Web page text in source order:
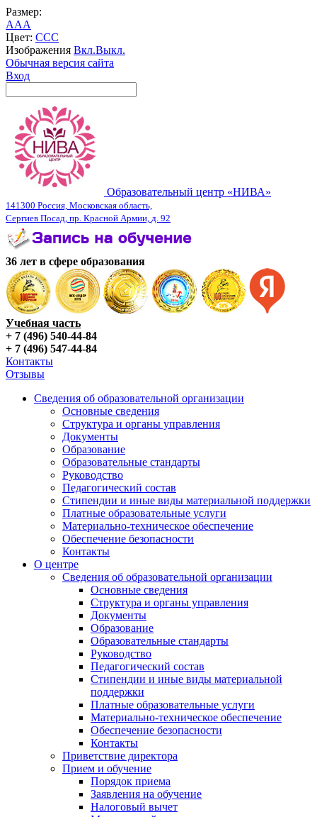
Размер:
AAA
Цвет: CCC
Изображения Вкл.Выкл.
Обычная версия сайта
Вход
Образовательный центр «НИВА»
141300 Россия, Московская область,
Сергиев Посад, пр. Красной Армии, д. 92
36 лет в сфере образования
Учебная часть
+ 7 (496) 540-44-84
+ 7 (496) 547-44-84
Контакты
Отзывы
Сведения об образовательной организации
Основные сведения
Структура и органы управления
Документы
Образование
Образовательные стандарты
Руководство
Педагогический состав
Стипендии и иные виды материальной поддержки
Платные образовательные услуги
Материально-техническое обеспечение
Обеспечение безопасности
Контакты
О центре
Сведения об образовательной организации
Основные сведения
Структура и органы управления
Документы
Образование
Образовательные стандарты
Руководство
Педагогический состав
Стипендии и иные виды материальной
поддержки
Платные образовательные услуги
Материально-техническое обеспечение
Обеспечение безопасности
Контакты
Приветствие директора
Прием и обучение
Порядок приема
Заявления на обучение
Налоговый вычет